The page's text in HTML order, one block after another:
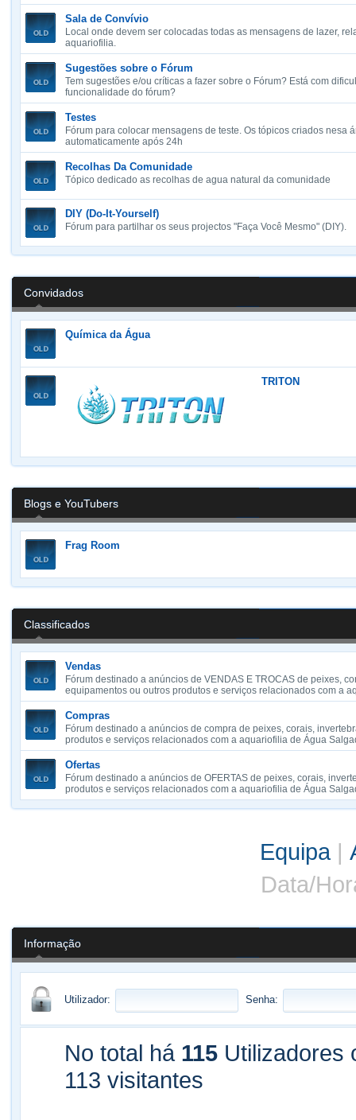
Sala de Convívio
Local onde devem ser colocadas todas as mensagens de lazer,
aquariofilia.
Sugestões sobre o Fórum
Tem sugestões e/ou críticas a fazer sobre o Fórum? Está com
funcionalidade do fórum?
Testes
Fórum para colocar mensagens de teste. Os tópicos criados nesa
automaticamente após 24h
Recolhas Da Comunidade
Tópico dedicado as recolhas de agua natural da comunidade
DIY (Do-It-Yourself)
Fórum para partilhar os seus projectos "Faça Você Mesmo" (DIY).
Convidados
Química da Água
TRITON
Blogs e YouTubers
Frag Room
Classificados
Vendas
Fórum destinado a anúncios de VENDAS E TROCAS de peixes,
equipamentos ou outros produtos e serviços relacionados com a
Compras
Fórum destinado a anúncios de compra de peixes, corais,
produtos e serviços relacionados com a aquariofilia de Água
Ofertas
Fórum destinado a anúncios de OFERTAS de peixes, corais,
produtos e serviços relacionados com a aquariofilia de Água
Equipa|
Data/
Informação
Utilizador: Senha:
No total há 115 Utilizadores
113 visitantes